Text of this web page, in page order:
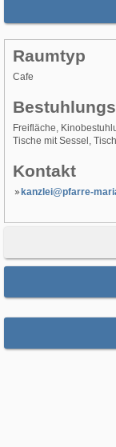
Raumtyp
Cafe
Freifläche,
Tische mit Sessel,
Kontakt
kanzlei@pfarre-